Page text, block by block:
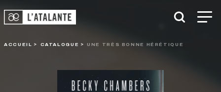
ACCUEIL CATALOGUE UNE TRÈS BONNE HÉRÉTIQUE